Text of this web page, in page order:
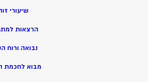
שיעורי
הרצאות
נבואה ורוח
מבוא לחכמת